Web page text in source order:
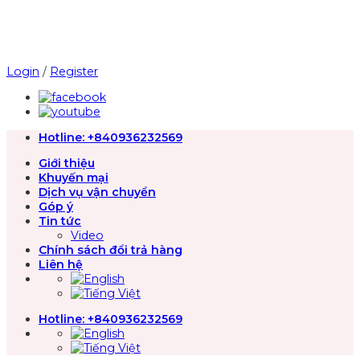
Login / Register
Hotline: +840936232569
Giới thiệu
Khuyến mại
Dịch vụ vận chuyển
Góp ý
Tin tức
Video
Chính sách đổi trả hàng
Liên hệ
Hotline: +840936232569